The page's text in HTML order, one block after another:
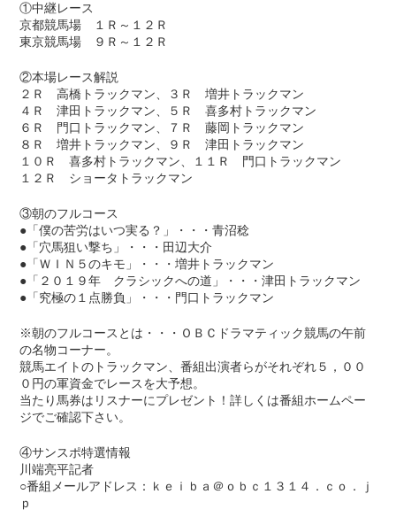
①中継レース
京都競馬場 １Ｒ～１２Ｒ
東京競馬場 ９Ｒ～１２Ｒ
②本場レース解説
２Ｒ 高橋トラックマン、３Ｒ 増井トラックマン
４Ｒ 津田トラックマン、５Ｒ 喜多村トラックマン
６Ｒ 門口トラックマン、７Ｒ 藤岡トラックマン
８Ｒ 増井トラックマン、９Ｒ 津田トラックマン
１０Ｒ 喜多村トラックマン、１１Ｒ 門口トラックマン
１２Ｒ ショータトラックマン
③朝のフルコース
●「僕の苦労はいつ実る？」・・・青沼稔
●「穴馬狙い撃ち」・・・田辺大介
●「ＷＩＮ５のキモ」・・・増井トラックマン
●「２０１９年 クラシックへの道」・・・津田トラックマン
●「究極の１点勝負」・・・門口トラックマン
※朝のフルコースとは・・・ＯＢＣドラマティック競馬の午前
の名物コーナー。
競馬エイトのトラックマン、番組出演者らがそれぞれ５，００
０円の軍資金でレースを大予想。
当たり馬券はリスナーにプレゼント！詳しくは番組ホームペー
ジでご確認下さい。
④サンスポ特選情報
川端亮平記者
○番組メールアドレス：ｋｅｉｂａ＠ｏｂｃ１３１４．ｃｏ．ｊ
ｐ